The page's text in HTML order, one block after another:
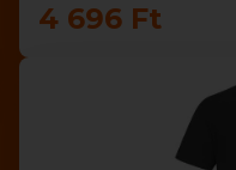
4 696 Ft